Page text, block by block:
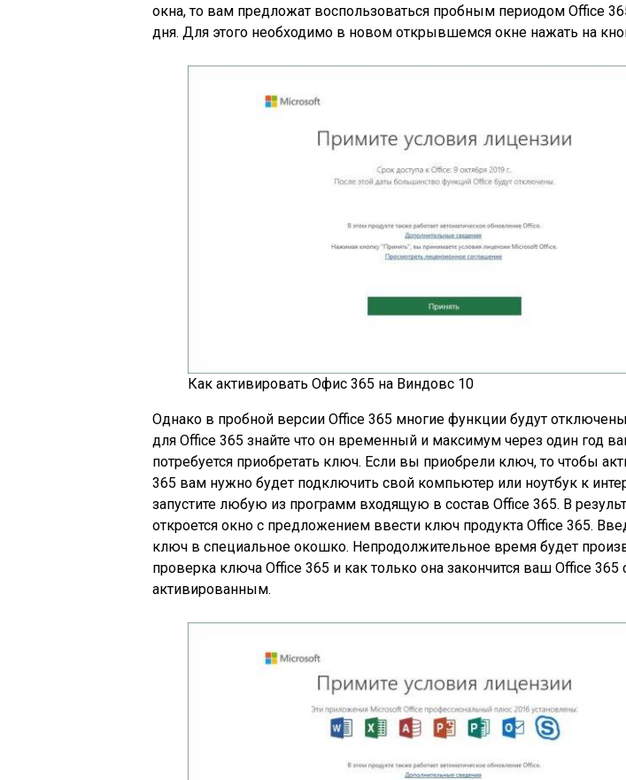
окна, то вам предложат воспользоваться пробным периодом Office
дня. Для этого необходимо в новом открывшемся окне нажать на
Как активировать Офис 365 на Виндовс 10
Однако в пробной версии Office 365 многие функции будут
для Office 365 знайте что он временный и максимум через один год
потребуется приобретать ключ. Если вы приобрели ключ, то чтобы
365 вам нужно будет подключить свой компьютер или ноутбук к
запустите любую из программ входящую в состав Office 365. В
откроется окно с предложением ввести ключ продукта Office 365.
ключ в специальное окошко. Непродолжительное время будет
проверка ключа Office 365 и как только она закончится ваш Office 365
активированным.